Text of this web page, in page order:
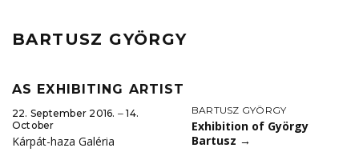
BARTUSZ GYÖRGY
AS EXHIBITING ARTIST
22. September 2016. ‒ 14.
October
Kárpát-haza Galéria
BARTUSZ GYÖRGY
Exhibition of György
Bartusz →